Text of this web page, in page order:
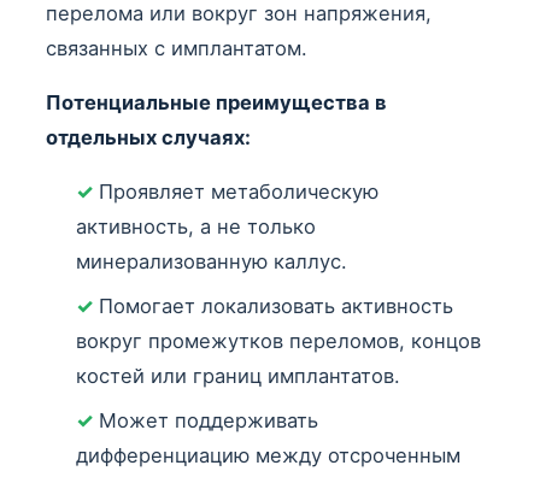
перелома или вокруг зон напряжения,
связанных с имплантатом.
Потенциальные преимущества в
отдельных случаях:
✓ Проявляет метаболическую
активность, а не только
минерализованную каллус.
✓ Помогает локализовать активность
вокруг промежутков переломов, концов
костей или границ имплантатов.
✓ Может поддерживать
дифференциацию между отсроченным